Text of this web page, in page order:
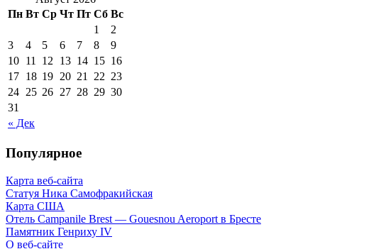
Пн Вт Ср Чт Пт Сб Вс
« Дек
1
2
3
4 5 6 7 8
9
10 11 12 13 14 15 16
17 18 19 20 21 22 23
24 25 26 27 28 29 30
31
Популярное
Карта веб-сайта
Статуя Ника Самофракийская
Карта США
Отель Campanile Brest — Gouesnou Aeroport в Бресте
Памятник Генриху IV
О веб-сайте